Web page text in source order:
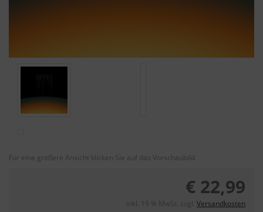
Für eine größere Ansicht klicken Sie auf das Vorschaubild
€ 22,99
inkl. 19 % MwSt. zzgl. Versandkosten